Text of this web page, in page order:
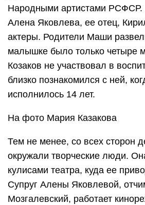
Народными артистами РСФСР.
Алена Яковлева, ее отец,
актеры. Родители Маши
малышке было только четыре
Козаков не участвовал в
близко познакомился с ней,
исполнилось 14 лет.
На фото Мария Казакова
Тем не менее, со всех сторон
окружали творческие люди.
кулисами театра, куда ее
Супруг Алены Яковлевой,
Мозгалевский, работает